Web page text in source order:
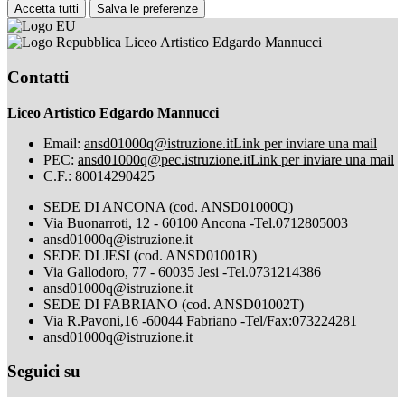
Accetta tutti Salva le preferenze
Liceo Artistico Edgardo Mannucci
Contatti
Liceo Artistico Edgardo Mannucci
Email: ansd01000q@istruzione.itLink per inviare una mail
PEC: ansd01000q@pec.istruzione.itLink per inviare una mail
C.F.: 80014290425
SEDE DI ANCONA (cod. ANSD01000Q)
Via Buonarroti, 12 - 60100 Ancona -Tel.0712805003
ansd01000q@istruzione.it
SEDE DI JESI (cod. ANSD01001R)
Via Gallodoro, 77 - 60035 Jesi -Tel.0731214386
ansd01000q@istruzione.it
SEDE DI FABRIANO (cod. ANSD01002T)
Via R.Pavoni,16 -60044 Fabriano -Tel/Fax:073224281
ansd01000q@istruzione.it
Seguici su